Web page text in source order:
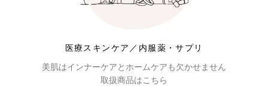
医療スキンケア／内服薬・サプリ
美肌はインナーケアとホームケアも欠かせません
取扱商品はこちら